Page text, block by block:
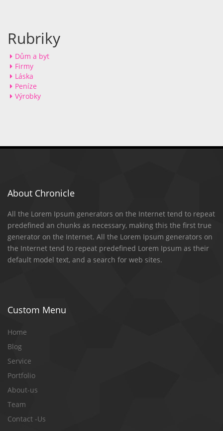
Rubriky
Dům a byt
Firmy
Láska
Peníze
Výrobky
About Chronicle
All the Lorem Ipsum generators on the Internet tend to repeat
predefined an chunks as necessary, making this the first true
generator on the Internet. All the Lorem Ipsum generators on
the Internet tend to repeat predefined Lorem Ipsum as their
default model text, and a search for web sites.
Custom Menu
Home
Blog
Service
Portfolio
About-us
Team
Contact -Us